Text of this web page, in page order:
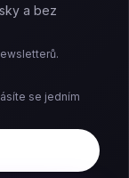
a bez
se jedním